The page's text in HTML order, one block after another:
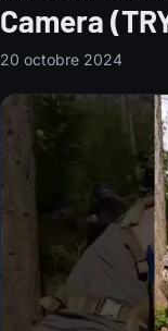
Camera
20 octobre 2024